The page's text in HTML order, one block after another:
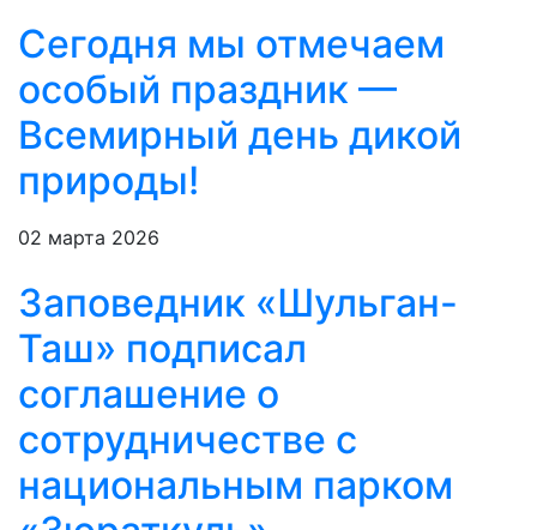
Сегодня мы отмечаем
особый праздник —
Всемирный день дикой
природы!
02 марта 2026
Заповедник «Шульган-
Таш» подписал
соглашение о
сотрудничестве с
национальным парком